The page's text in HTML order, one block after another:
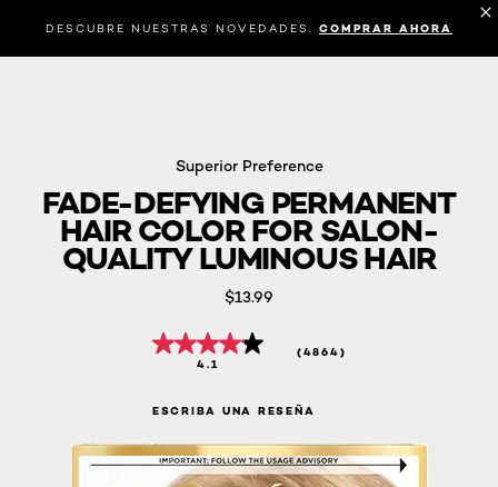
DESCUBRE NUESTRAS NOVEDADES. COMPRAR AHORA
Superior Preference
FADE-DEFYING PERMANENT
HAIR COLOR FOR SALON-
QUALITY LUMINOUS HAIR
$13.99
4.1
(4864)
ESCRIBA UNA RESEÑA